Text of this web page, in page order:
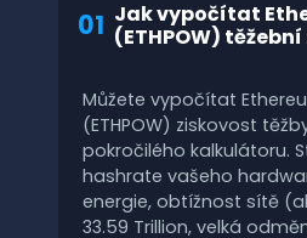
01 Jak vypočítat
(ETHPOW)
Můžete vypočítat
(ETHPOW) ziskovost
pokročilého kalkulátoru.
hashrate vašeho
energie, obtížnost sítě
33.59 Trillion, velká